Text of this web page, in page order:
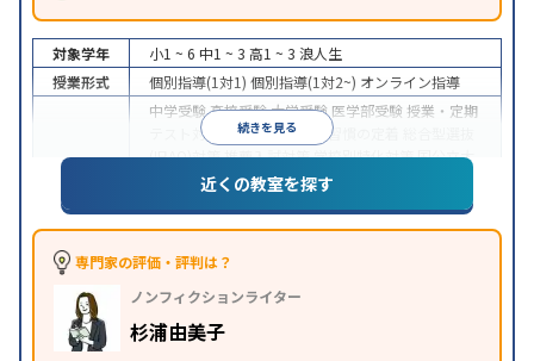
続きを見る
対象学年 小1 ~ 6 中1 ~ 3 高1 ~ 3 浪人生
授業形式
個別指導(1対1) 個別指導(1対2~) オンライン指導
中学受験高校受験大学受験 医学部受験 授業・定期
テスト対策
内申点対策 学習習慣の定着
(旧AO)対策推薦入試対策学校別特化対策国公立大
私大対策共通テスト対策
その他科目別特化
中高一貫校生に対応
校生に対応 オンライン対応
節講習のみの受講可発達障害の子どもに対応
室あり
近くの教室を探す
専門家の評価・評判は？
ノンフィクションライター
杉浦由美子